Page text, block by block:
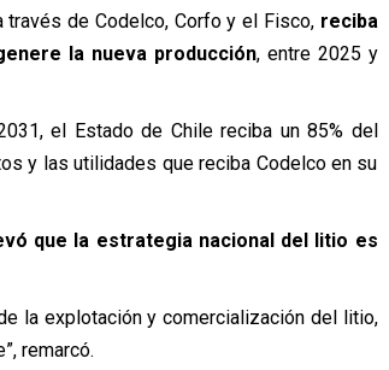
través de Codelco, Corfo y el Fisco, reciba
la nueva producción, entre 2025 y
el Estado de Chile reciba un 85% del
y las utilidades que reciba Codelco en su
que la estrategia nacional del litio es
la explotación y comercialización del litio,
remarcó.